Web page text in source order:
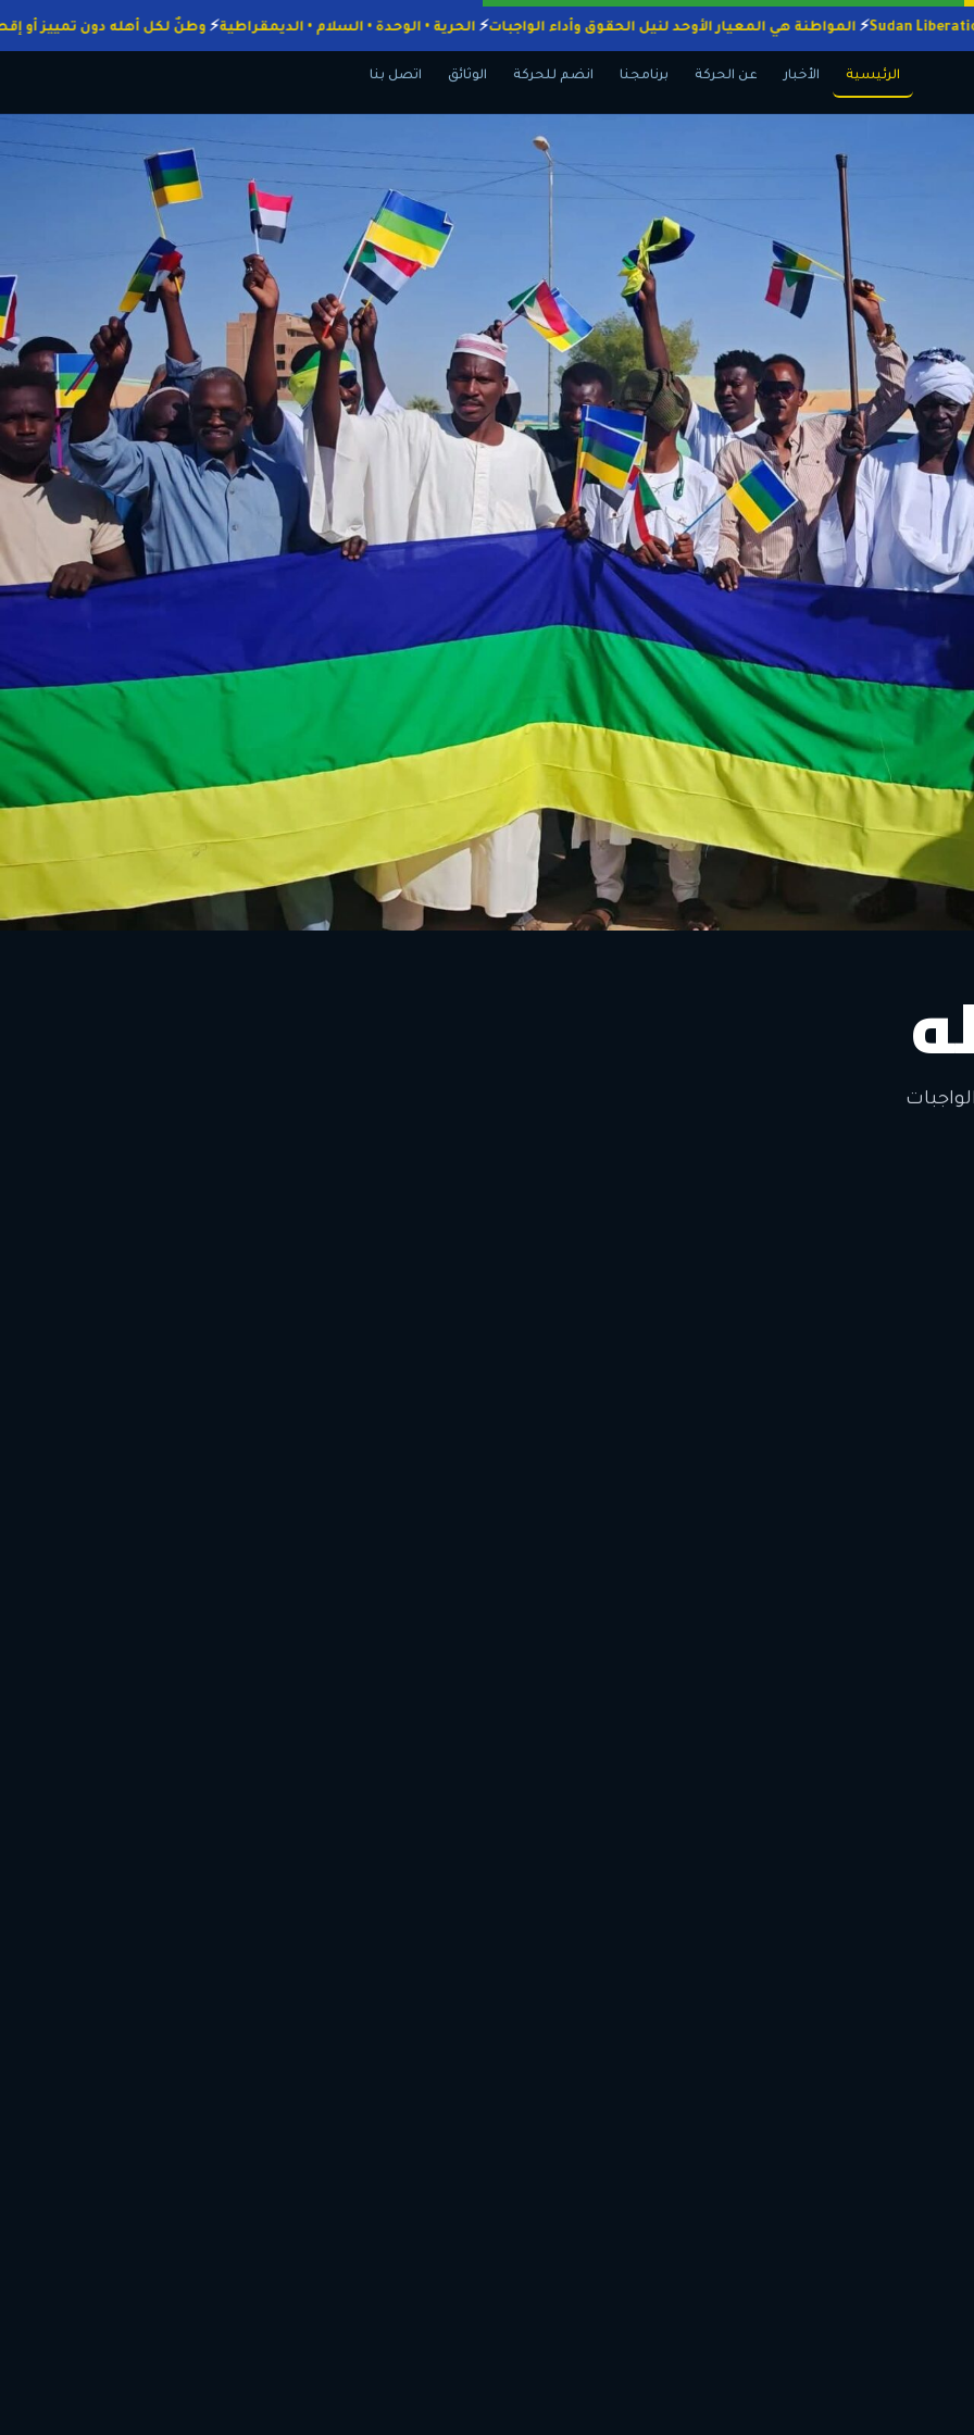
المواطنة هي المعيار الأوحد لنيل الحقوق وأداء الواجبات الحرية • الوحدة • السلام • الديمقراطية وطنٌ لكل أهله دون
الرئيسية الأخبار عن الحركة برنامجنا انضم للحركة الوثائق اتصل بنا